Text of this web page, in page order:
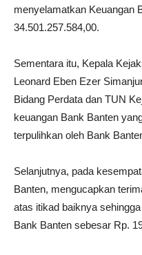
menyelamatkan Keuangan
34.501.257.584,00.
Sementara itu, Kepala
Leonard Eben Ezer
Bidang Perdata dan TUN
keuangan Bank Banten
terpulihkan oleh Bank
Selanjutnya, pada
Banten, mengucapkan
atas itikad baiknya
Bank Banten sebesar Rp.